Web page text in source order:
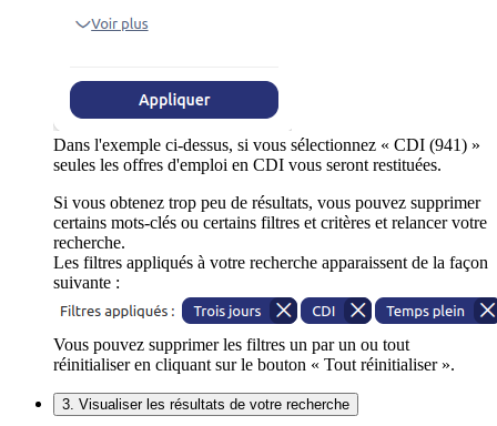
Dans l'exemple ci-dessus, si vous sélectionnez « CDI (941) »
seules les offres d'emploi en CDI vous seront restituées.
Si vous obtenez trop peu de résultats, vous pouvez supprimer
certains mots-clés ou certains filtres et critères et relancer votre
recherche.
Les filtres appliqués à votre recherche apparaissent de la façon
suivante :
Vous pouvez supprimer les filtres un par un ou tout
réinitialiser en cliquant sur le bouton « Tout réinitialiser ».
3. Visualiser les résultats de votre recherche